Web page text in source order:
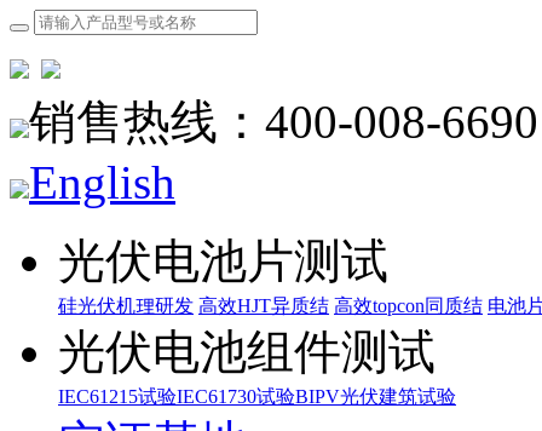
销售热线：400-008-6690
English
光伏电池片测试
硅光伏机理研发 高效HJT异质结 高效topcon同质结 电池
光伏电池组件测试
IEC61215试验IEC61730试验BIPV光伏建筑试验